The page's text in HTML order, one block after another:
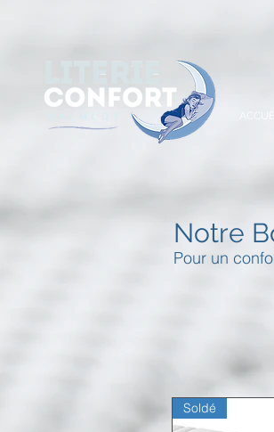
Notre
Pour un
Soldé